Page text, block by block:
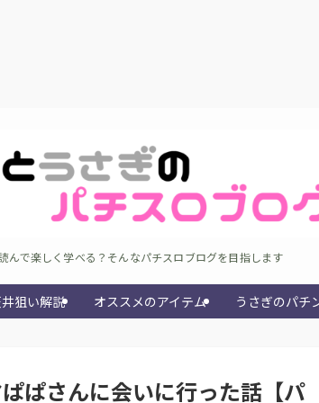
んで楽しく学べる？そんなパチスロブログを目指します
狙い解説 オススメのアイテム うさぎのパチ
ぱさんに会いに行った話【パ